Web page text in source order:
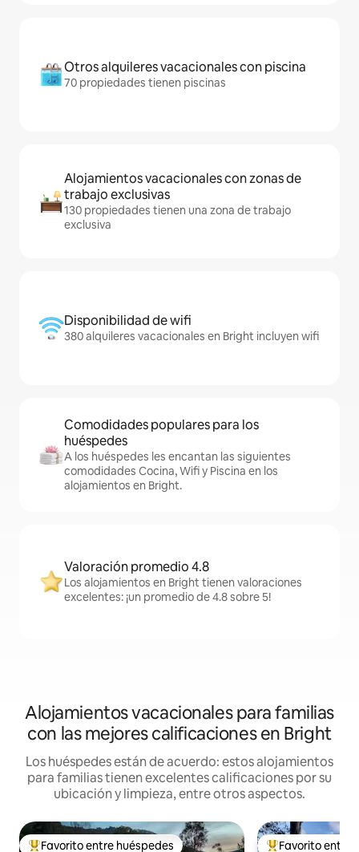
Otros alquileres vacacionales con piscina
70 propiedades tienen piscinas
Alojamientos vacacionales con zonas de
trabajo exclusivas
130 propiedades tienen una zona de trabajo
exclusiva
Disponibilidad de wifi
380 alquileres vacacionales en Bright incluyen wifi
Comodidades populares para los
huéspedes
A los huéspedes les encantan las siguientes
comodidades Cocina, Wifi y Piscina en los
alojamientos en Bright.
Valoración promedio 4.8
Los alojamientos en Bright tienen valoraciones
excelentes: ¡un promedio de 4.8 sobre 5!
Alojamientos vacacionales para familias
con las mejores calificaciones en Bright
Los huéspedes están de acuerdo: estos alojamientos
para familias tienen excelentes calificaciones por su
ubicación y limpieza, entre otros aspectos.
Favorito entre huéspedes Favorito entre